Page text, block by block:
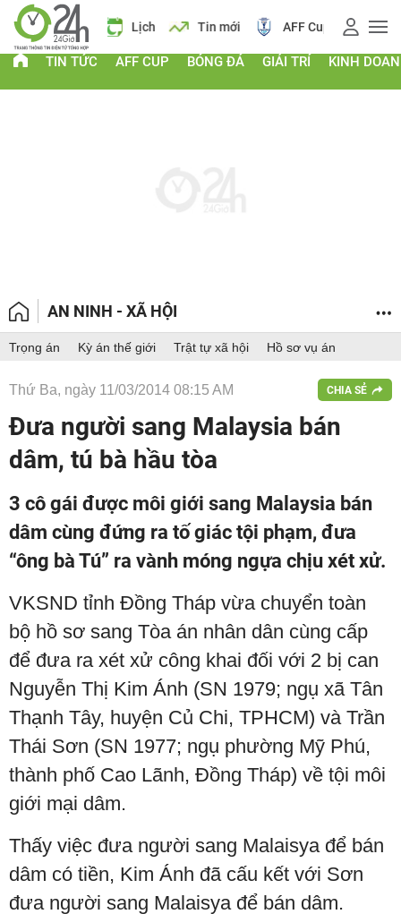
Lịch Tin mới AFF Cup Giá vàng
TIN TỨC AFF CUP BÓNG ĐÁ GIẢI TRÍ KINH
AN NINH - XÃ HỘI
Trọng án Kỳ án thế giới Trật tự xã hội Hồ sơ vụ án
Thứ Ba, ngày 11/03/2014 08:15 AM CHIA SẺ
Đưa người sang Malaysia bán
dâm, tú bà hầu tòa
3 cô gái được môi giới sang Malaysia bán
dâm cùng đứng ra tố giác tội phạm, đưa
“ông bà Tú” ra vành móng ngựa chịu xét xử.
VKSND tỉnh Đồng Tháp vừa chuyển toàn
bộ hồ sơ sang Tòa án nhân dân cùng cấp
để đưa ra xét xử công khai đối với 2 bị can
Nguyễn Thị Kim Ánh (SN 1979; ngụ xã Tân
Thạnh Tây, huyện Củ Chi, TPHCM) và Trần
Thái Sơn (SN 1977; ngụ phường Mỹ Phú,
thành phố Cao Lãnh, Đồng Tháp) về tội môi
giới mại dâm.
Thấy việc đưa người sang Malaisya để bán
dâm có tiền, Kim Ánh đã cấu kết với Sơn
đưa người sang Malaisya để bán dâm.